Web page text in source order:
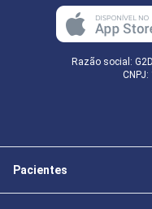
Razão social:
Pacientes